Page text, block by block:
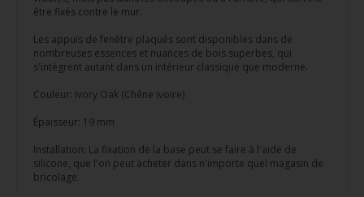
être fixés contre le mur.
Les appuis de fenêtre plaqués sont disponibles dans de
nombreuses essences et nuances de bois superbes, qui
s'intègrent autant dans un intérieur classique que moderne.
Couleur: Ivory Oak (Chêne ivoire)
Épaisseur: 19 mm
Installation: La fixation de la base peut se faire à l'aide de
silicone, que l'on peut acheter dans n'importe quel magasin de
bricolage.